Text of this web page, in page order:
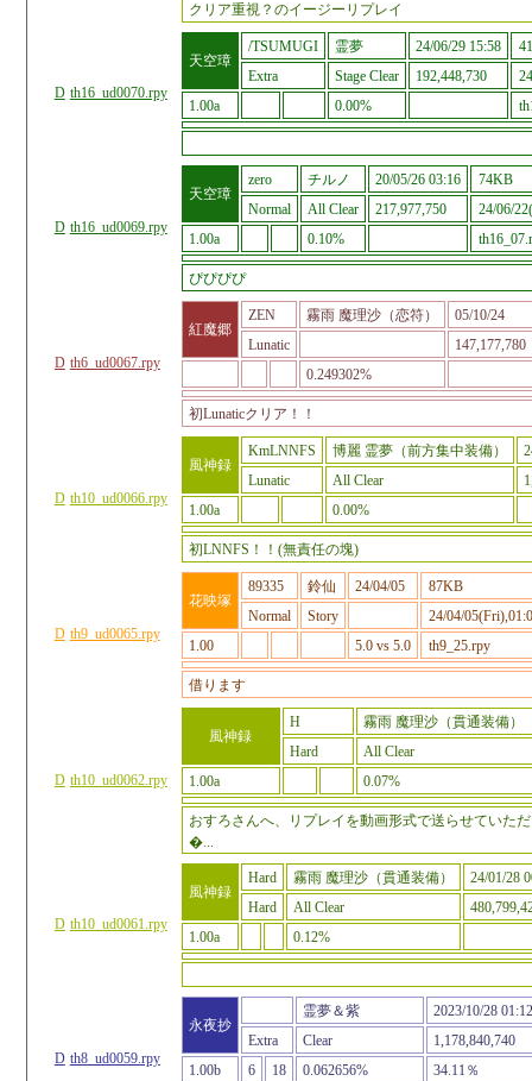
クリア重視？のイージーリプレイ
D th16_ud0070.rpy
天空璋
/TSUMUGI 霊夢 24/06/29 15:58
Extra
Stage Clear 192,448,730
1.00a
0.00%
D th16_ud0069.rpy
天空璋
zero チルノ 20/05/26 03:16
74KB
Normal
All Clear 217,977,750
24/06/
1.00a
0.10%
ぴぴぴぴ
D th6_ud0067.rpy
紅魔郷
ZEN 霧雨 魔理沙（恋符）
05/10/24
Lunatic
147,177,780
0.249302%
初Lunaticクリア！！
D th10_ud0066.rpy
風神録
KmLNNFS 博麗 霊夢（前方集中装備）
Lunatic
All Clear
1.00a
0.00%
初LNNFS！！(無責任の塊)
D th9_ud0065.rpy
花映塚
89335 鈴仙 24/04/05
87KB
Normal
Story
24/04/
1.00
5.0 vs 5.0 th9_25.rpy
借ります
D th10_ud0062.rpy
風神録
H
霧雨 魔理沙（貫通装備）
Hard
All Clear
1.00a
0.07%
おすろさんへ、リプレイを動画形式で送らせていた
�...
D th10_ud0061.rpy
風神録
Hard 霧雨 魔理沙（貫通装備）
24/01/28
Hard
All Clear
1.00a
0.12%
D th8_ud0059.rpy
永夜抄
霊夢＆紫
2023/10/28
Extra
Clear
1,178,840,740
1.00b
6 18 0.062656% 34.11％